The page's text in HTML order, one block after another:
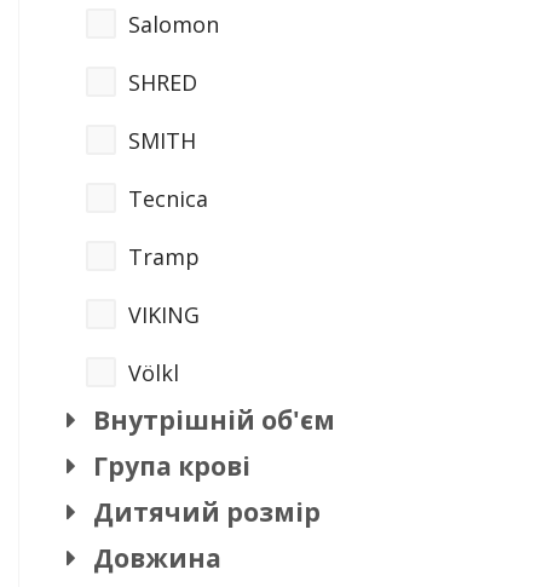
Salomon
SHRED
SMITH
Tecnica
Tramp
VIKING
Völkl
Внутрішній об'єм
Група крові
Дитячий розмір
Довжина